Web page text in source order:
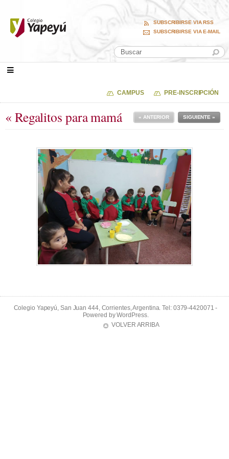
SUBSCRIBIRSE VIA RSS
SUBSCRIBIRSE VIA E-MAIL
CAMPUS PRE-INSCRIPCIÓN
« Regalitos para mamá SIGUIENTE »
« ANTERIOR
Colegio Yapeyú, San Juan 444, Corrientes, Argentina. Tel: 0379-4420071 -
Powered byWordPress.
VOLVER ARRIBA